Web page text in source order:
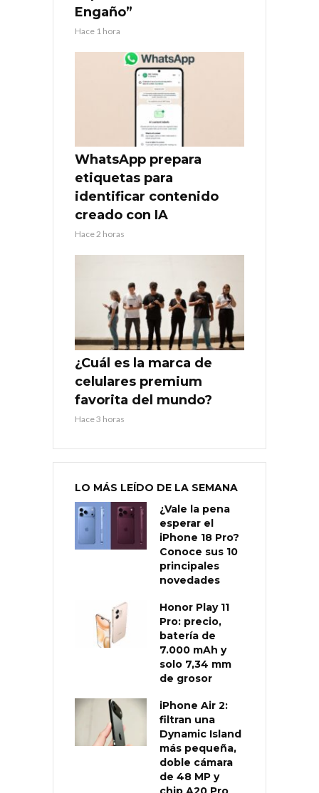
Engaño”
Hace 1 hora
WhatsApp prepara
etiquetas para
identificar contenido
creado con IA
Hace 2 horas
¿Cuál es la marca de
celulares premium
favorita del mundo?
Hace 3 horas
LO MÁS LEÍDO DE LA SEMANA
¿Vale la pena
esperar el
iPhone 18 Pro?
Conoce sus 10
principales
novedades
Honor Play 11
Pro: precio,
batería de
7.000 mAh y
solo 7,34 mm
de grosor
iPhone Air 2:
filtran una
Dynamic Island
más pequeña,
doble cámara
de 48 MP y